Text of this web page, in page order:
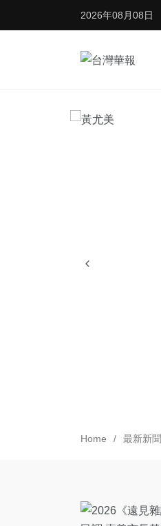
2026年08月08日
Home 最新新聞